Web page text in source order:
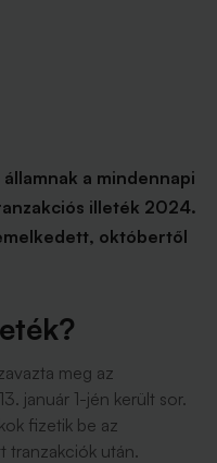
a mindennapi
illeték 2024.
októbertől
meg az
január 1-jén került sor.
fizetik be az
tranzakciók után.